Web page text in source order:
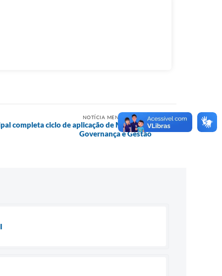
NOTÍCIA MENOS RECENTE
completa ciclo de aplicação de Modelo de
Governança e Gestão